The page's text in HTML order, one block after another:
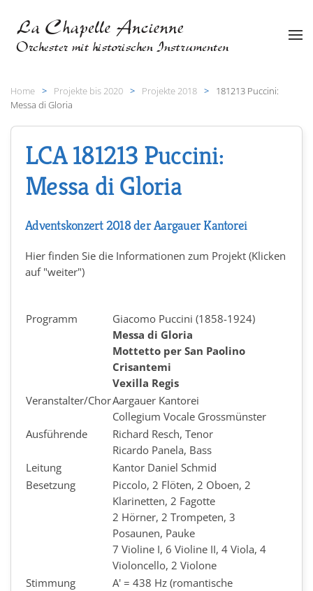
Zum Hauptinhalt springen
Home Projekte bis 2020 Projekte 2018
181213 Puccini:
Messa di Gloria
LCA 181213 Puccini:
Messa di Gloria
Adventskonzert 2018 der Aargauer Kantorei
Hier finden Sie die Informationen zum Projekt (Klicken
auf "weiter")
Programm
Giacomo Puccini (1858-1924)
Messa di Gloria
Mottetto per San Paolino
Crisantemi
Vexilla Regis
Veranstalter/ChorAargauer Kantorei
Collegium Vocale Grossmünster
Ausführende
Richard Resch, Tenor
Ricardo Panela, Bass
Leitung
Kantor Daniel Schmid
Besetzung
Piccolo, 2 Flöten, 2 Oboen, 2
Klarinetten, 2 Fagotte
2 Hörner, 2 Trompeten, 3
Posaunen, Pauke
7 Violine I, 6 Violine II, 4 Viola, 4
Violoncello, 2 Violone
Stimmung
A' = 438 Hz (romantische